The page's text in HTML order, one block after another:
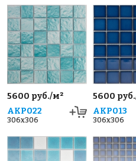
5600 руб./м²
AKP022
306x306
5600
AKP013
306x306